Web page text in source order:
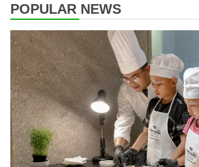
POPULAR NEWS